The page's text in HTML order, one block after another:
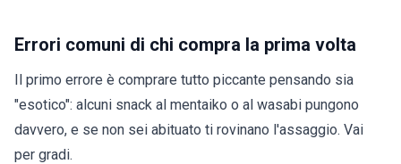
Errori comuni di chi compra la prima volta
Il primo errore è comprare tutto piccante pensando sia
"esotico": alcuni snack al mentaiko o al wasabi pungono
davvero, e se non sei abituato ti rovinano l'assaggio. Vai
per gradi.